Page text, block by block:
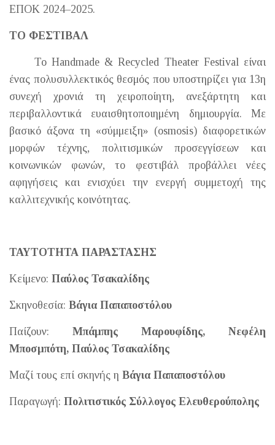
ΕΠΟΚ 2024–2025.
ΤΟ ΦΕΣΤΙΒΑΛ
Το Handmade & Recycled Theater Festival είναι
ένας πολυσυλλεκτικός θεσμός που υποστηρίζει για 13η
συνεχή χρονιά τη χειροποίητη, ανεξάρτητη και
περιβαλλοντικά ευαισθητοποιημένη δημιουργία. Με
βασικό άξονα τη «σύμμειξη» (osmosis) διαφορετικών
μορφών τέχνης, πολιτισμικών προσεγγίσεων και
κοινωνικών φωνών, το φεστιβάλ προβάλλει νέες
αφηγήσεις και ενισχύει την ενεργή συμμετοχή της
καλλιτεχνικής κοινότητας.
ΤΑΥΤΟΤΗΤΑ ΠΑΡΑΣΤΑΣΗΣ
Κείμενο: Παύλος Τσακαλίδης
Σκηνοθεσία: Βάγια Παπαποστόλου
Παίζουν: Μπάμπης Μαρουφίδης, Νεφέλη
Μποσμπότη, Παύλος Τσακαλίδης
Μαζί τους επί σκηνής η Βάγια Παπαποστόλου
Παραγωγή: Πολιτιστικός Σύλλογος Ελευθερούπολης